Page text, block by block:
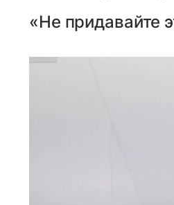
«Не придавайте